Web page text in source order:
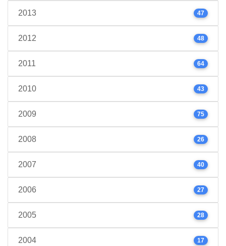
2013 47
2012 48
2011 64
2010 43
2009 75
2008 26
2007 40
2006 27
2005 28
2004 17